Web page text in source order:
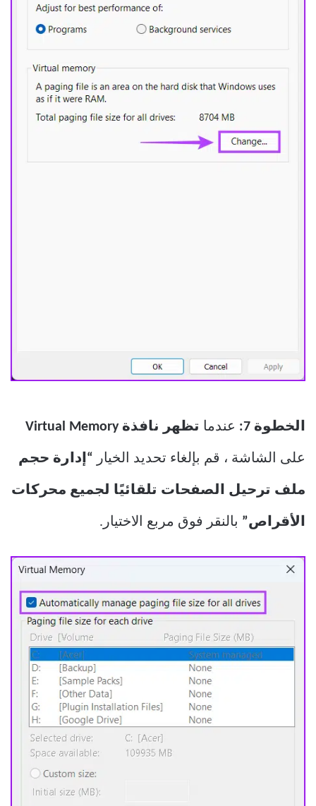
الخطوة 7: عندما تظهر نافذة Virtual Memory
على الشاشة ، قم بإلغاء تحديد الخيار “إدارة حجم
ملف ترحيل الصفحات تلقائيًا لجميع محركات
الأقراص” بالنقر فوق مربع الاختيار.